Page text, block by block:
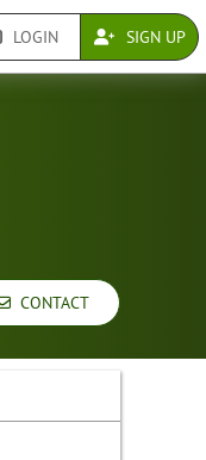
LOGIN SIGN UP
CONTACT